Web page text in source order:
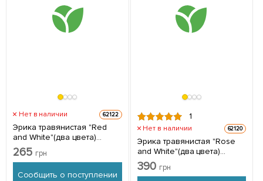
Нет в наличии 62122
Эрика травянистая "Rеd
and White"(два цвета)
контейнер P12 1 шт в
упаковке
265 грн
Сообщить о поступлении
1
Нет в наличии 62120
Эрика травянистая "Rose
and White"(два цвета)
контейнер P12 2 шт в
упаковке
390 грн